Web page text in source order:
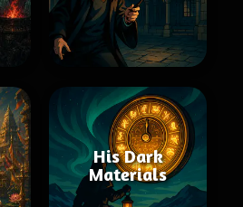
His Dark
Materials